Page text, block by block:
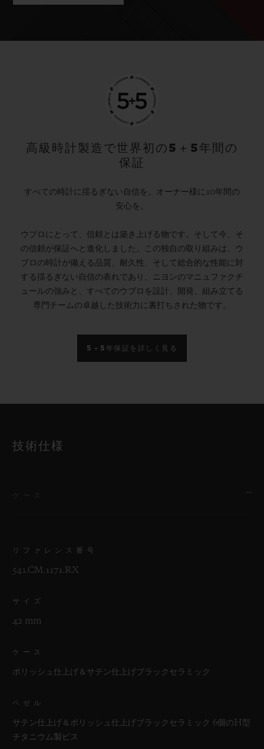
高級時計製造で世界初の5＋5年間の
保証
すべての時計に揺るぎない自信を。オーナー様に10年間の
安心を。
ウブロにとって、信頼とは築き上げる物です。そして今、そ
の信頼が保証へと進化しました。この独自の取り組みは、ウ
ブロの時計が備える品質、耐久性、そして総合的な性能に対
する揺るぎない自信の表れであり、ニヨンのマニュファクチ
ュールの強みと、すべてのウブロを設計、開発、組み立てる
専門チームの卓越した技術力に裏打ちされた物です。
5＋5年保証を詳しく見る
技術仕様
リファレンス番号
541.CM.1171.RX
サイズ
42 mm
ケース
ポリッシュ仕上げ＆サテン仕上げブラックセラミック
ベゼル
サテン仕上げ＆ポリッシュ仕上げブラックセラミック 6個のH型
チタニウム製ビス